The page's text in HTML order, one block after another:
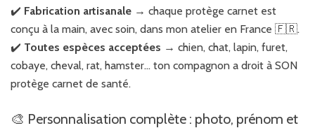
✔️ Fabrication artisanale → chaque protège carnet est
conçu à la main, avec soin, dans mon atelier en France 🇫🇷.
✔️ Toutes espèces acceptées → chien, chat, lapin, furet,
cobaye, cheval, rat, hamster… ton compagnon a droit à SON
protège carnet de santé.
🎨 Personnalisation complète : photo, prénom et